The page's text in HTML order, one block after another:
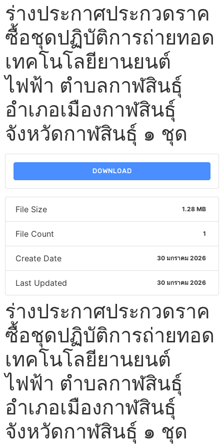
ร่างประกาศประกวดราค
ซื้อชุดปฏิบัติการถ่ายทอด
เทคโนโลยียานยนต์
ไฟฟ้า ตำบลกาฬสินธุ์
อำเภอเมืองกาฬสินธุ์
จังหวัดกาฬสินธุ์ ๑ ชุด
DOWNLOAD
File Size 1.28 MB
File Count 1
Create Date 30 มกราคม 2026
Last Updated 30 มกราคม 2026
ร่างประกาศประกวดราค
ซื้อชุดปฏิบัติการถ่ายทอด
เทคโนโลยียานยนต์
ไฟฟ้า ตำบลกาฬสินธุ์
อำเภอเมืองกาฬสินธุ์
จังหวัดกาฬสินธุ์ ๑ ชุด